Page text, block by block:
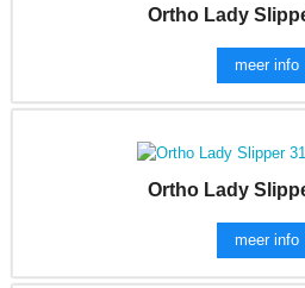
Ortho Lady
meer info
Ortho Lady
meer info